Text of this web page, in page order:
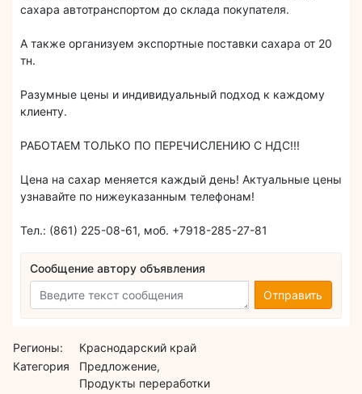
сахара автотранспортом до склада покупателя.
А также организуем экспортные поставки сахара от 20
тн.
Разумные цены и индивидуальный подход к каждому
клиенту.
РАБОТАЕМ ТОЛЬКО ПО ПЕРЕЧИСЛЕНИЮ С НДС!!!
Цена на сахар меняется каждый день! Актуальные цены
узнавайте по нижеуказанным телефонам!
Тел.: (861) 225-08-61, моб. +7918-285-27-81
Сообщение автору объявления
Отправить
Регионы:
Краснодарский край
Категория
Предложение,
Продукты переработки